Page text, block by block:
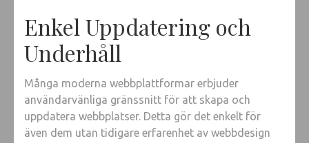
Enkel Uppdatering och
Underhåll
Många moderna webbplattformar erbjuder
användarvänliga gränssnitt för att skapa och
uppdatera webbplatser. Detta gör det enkelt för
även dem utan tidigare erfarenhet av webbdesign